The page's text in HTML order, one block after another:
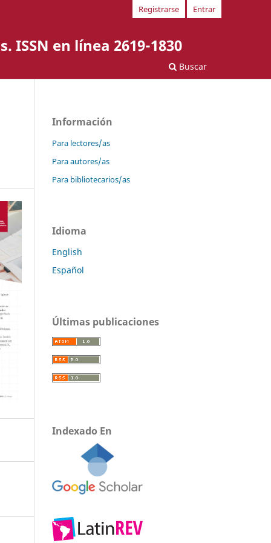
en línea 2619-1830
Buscar
Registrarse Entrar
Información
Para lectores/as
Para autores/as
Para bibliotecarios/as
Idioma
English
Español
Últimas publicaciones
Indexado En